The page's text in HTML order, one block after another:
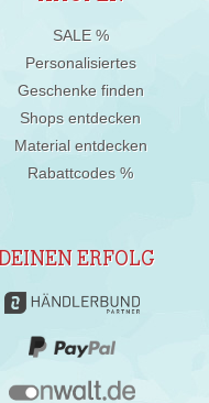
SALE %
Personalisiertes
Geschenke finden
Shops entdecken
Material entdecken
Rabattcodes %
ERFOLG